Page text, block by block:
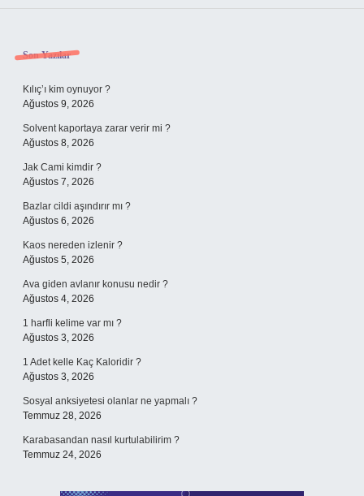
Sidebar
Son Yazılar
Kılıç’ı kim oynuyor ?
Ağustos 9, 2026
Solvent kaportaya zarar verir mi ?
Ağustos 8, 2026
Jak Cami kimdir ?
Ağustos 7, 2026
Bazlar cildi aşındırır mı ?
Ağustos 6, 2026
Kaos nereden izlenir ?
Ağustos 5, 2026
Ava giden avlanır konusu nedir ?
Ağustos 4, 2026
1 harfli kelime var mı ?
Ağustos 3, 2026
1 Adet kelle Kaç Kaloridir ?
Ağustos 3, 2026
Sosyal anksiyetesi olanlar ne yapmalı ?
Temmuz 28, 2026
Karabasandan nasıl kurtulabilirim ?
Temmuz 24, 2026